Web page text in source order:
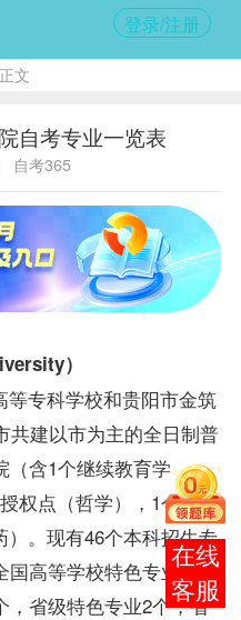
登录/注册
文
自考专业一览表
自考365
）
专科学校和贵阳市金筑
共建以市为主的全日制普
（含1个继续教育学
权点（哲学），1个专业
。现有46个本科招生专
国高等学校特色专业建设
，省级特色专业2个，省
在线
客服